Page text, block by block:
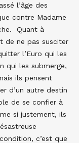
l’âge des
contre Madame
Quant à
de ne pas susciter
l’Euro qui les
qui les submerge,
ils pensent
d’un autre destin
de se confier à
si justement, ils
c’est que